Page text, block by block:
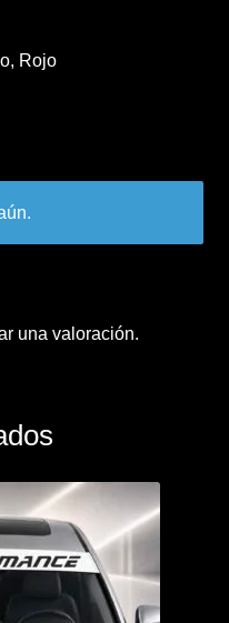
Rojo
una valoración.